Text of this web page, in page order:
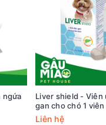
ngứa
Liver shield - Viên
gan cho chó 1 viên
Liên hệ